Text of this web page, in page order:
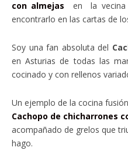
con almejas en la vecina
encontrarlo en las cartas de
Soy una fan absoluta del
en Asturias de todas las
cocinado y con rellenos
Un ejemplo de la cocina
Cachopo de chicharrones
acompañado de grelos que
hago.